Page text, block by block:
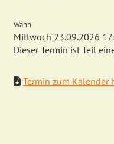
Wann
Mittwoch 23.09.2026
Dieser Termin ist Teil
Termin zum Kalender